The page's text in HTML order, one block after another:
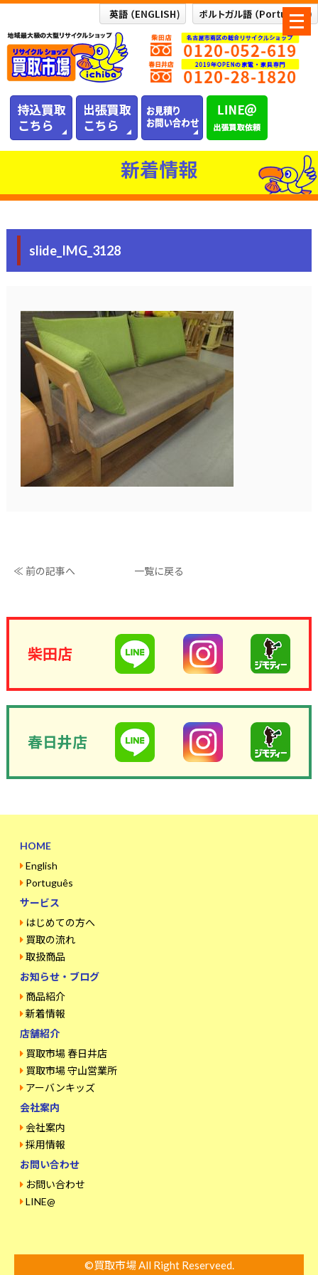
メ
ニ
ュ
ー
新着情報
slide_IMG_3128
≪ 前の記事へ 一覧に戻る
柴田店
春日井店
HOME
English
Português
サービス
はじめての方へ
買取の流れ
取扱商品
お知らせ・ブログ
商品紹介
新着情報
店舗紹介
買取市場 春日井店
買取市場 守山営業所
アーバンキッズ
会社案内
会社案内
採用情報
お問い合わせ
お問い合わせ
LINE@
©買取市場 All Right Reserveed.